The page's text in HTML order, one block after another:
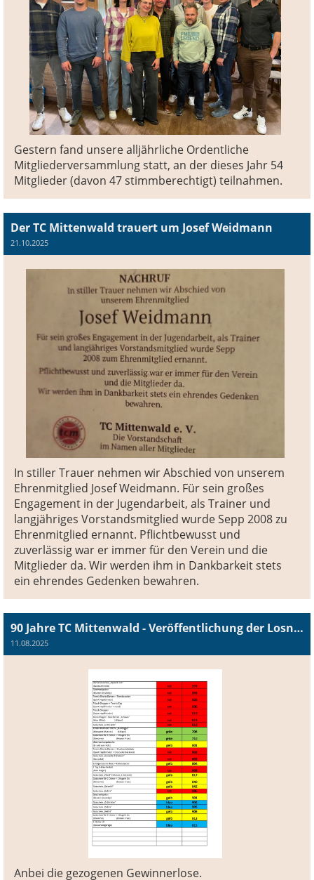
Gestern fand unsere alljährliche Ordentliche
Mitgliederversammlung statt, an der dieses Jahr 54
Mitglieder (davon 47 stimmberechtigt) teilnahmen.
Der TC Mittenwald trauert um Josef Weidmann
21.10.2025
In stiller Trauer nehmen wir Abschied von unserem
Ehrenmitglied Josef Weidmann. Für sein großes
Engagement in der Jugendarbeit, als Trainer und
langjähriges Vorstandsmitglied wurde Sepp 2008 zu
Ehrenmitglied ernannt. Pflichtbewusst und
zuverlässig war er immer für den Verein und die
Mitglieder da. Wir werden ihm in Dankbarkeit stets
ein ehrendes Gedenken bewahren.
90 Jahre TC Mittenwald - Veröffentlichung der Losnummern
11.08.2025
Anbei die gezogenen Gewinnerlose.